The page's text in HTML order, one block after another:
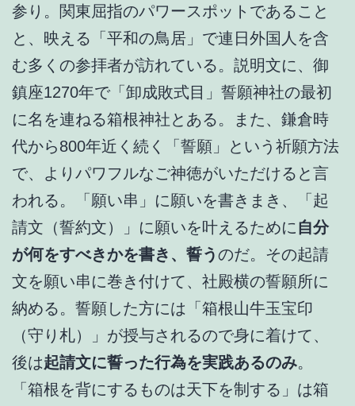
参り。関東屈指のパワースポットであること
と、映える「平和の鳥居」で連日外国人を含
む多くの参拝者が訪れている。説明文に、御
鎮座1270年で「卸成敗式目」誓願神社の最初
に名を連ねる箱根神社とある。また、鎌倉時
代から800年近く続く「誓願」という祈願方法
で、よりパワフルなご神徳がいただけると言
われる。「願い串」に願いを書きまき、「起
請文（誓約文）」に願いを叶えるために 自分
が何をすべきかを書き、誓うのだ。その起請
文を願い串に巻き付けて、社殿横の誓願所に
納める。誓願した方には「箱根山牛玉宝印
（守り札）」が授与されるので身に着けて、
後は起請文に誓った行為を実践あるのみ。
「箱根を背にするものは天下を制する」は箱